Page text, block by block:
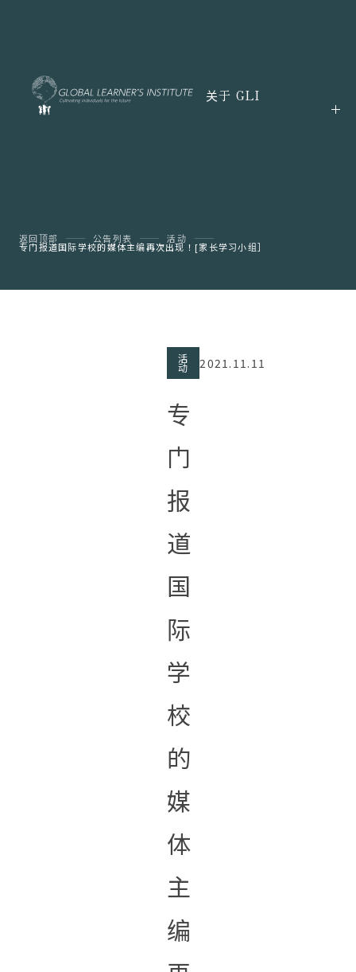
关于 GLI
返回顶部 公告列表 活动
专门报道国际学校的媒体主编再次出现！[家长学习小组］
活
动 2021.11.11
专
门
报
道
国
际
学
校
的
媒
体
主
编